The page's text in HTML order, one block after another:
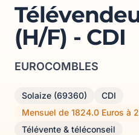
(H/F) - CDI
EUROCOMBLES
Solaize (69360)
CDI
Mensuel de 1824.0 Euros à
Télévente & téléconseil